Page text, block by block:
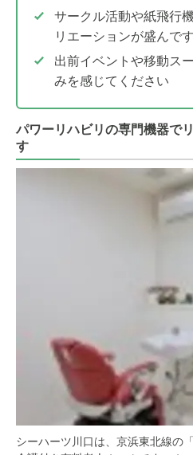
サークル活動や紙飛行
リエーションが盛んです
出前イベントや移動ス
みを感じてください
パワーリハビリの専門機器で
す
シーハーツ川口は、京浜東北線の